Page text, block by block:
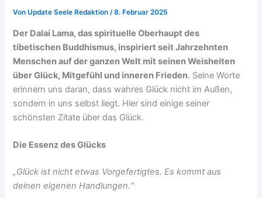
VonUpdate Seele Redaktion/8. Februar 2025
Der Dalai Lama, das spirituelle Oberhaupt des
tibetischen Buddhismus, inspiriert seit Jahrzehnten
Menschen auf der ganzen Welt mit seinen Weisheiten
über Glück, Mitgefühl und inneren Frieden. Seine Worte
erinnern uns daran, dass wahres Glück nicht im Außen,
sondern in uns selbst liegt. Hier sind einige seiner
schönsten Zitate über das Glück.
Die Essenz des Glücks
„Glück ist nicht etwas Vorgefertigtes. Es kommt aus
deinen eigenen Handlungen.“